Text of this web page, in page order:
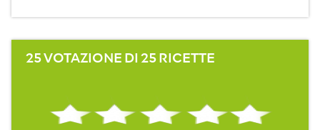
25 VOTAZIONE DI 25 RICETTE